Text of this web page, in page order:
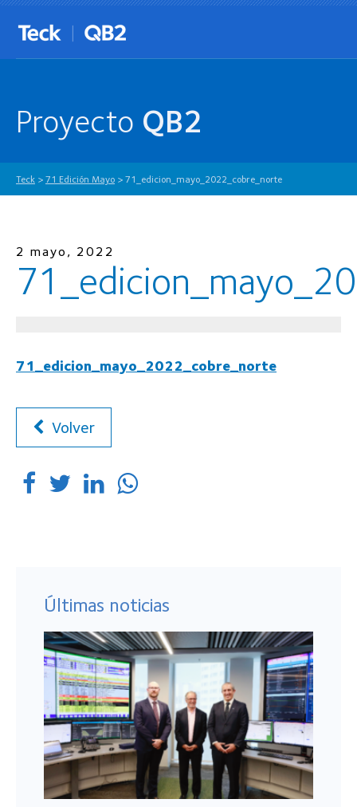
Proyecto QB2
Teck > 71 Edición Mayo > 71_edicion_mayo_2022_cobre_norte
2 mayo, 2022
71_edicion_mayo_2022_cobre_norte
Volver
Últimas noticias